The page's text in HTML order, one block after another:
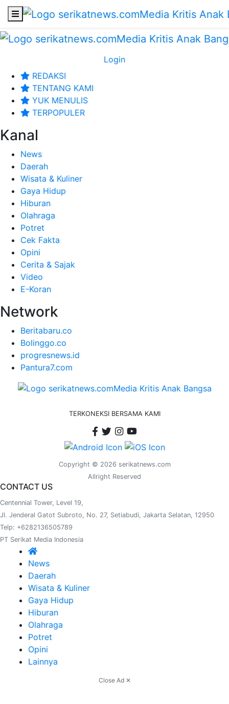
Login
REDAKSI
TENTANG KAMI
YUK MENULIS
TERPOPULER
Kanal
News
Daerah
Wisata & Kuliner
Gaya Hidup
Hiburan
Olahraga
Potret
Cek Fakta
Opini
Cerita & Sajak
Video
E-Koran
Network
Beritabaru.co
Bolinggo.co
progresnews.id
Pantura7.com
TERKONEKSI BERSAMA KAMI
Copyright © 2026 serikatnews.com
Allright Reserved
CONTACT US
Centennial Tower, Level 19,
Jl. Jenderal Gatot Subroto, No. 27, Setiabudi, Jakarta Selatan, 12950
Telp: +6282136505789
PT Serikat Media Indonesia
News
Daerah
Wisata & Kuliner
Gaya Hidup
Hiburan
Olahraga
Potret
Opini
Lainnya
Close Ad ✕